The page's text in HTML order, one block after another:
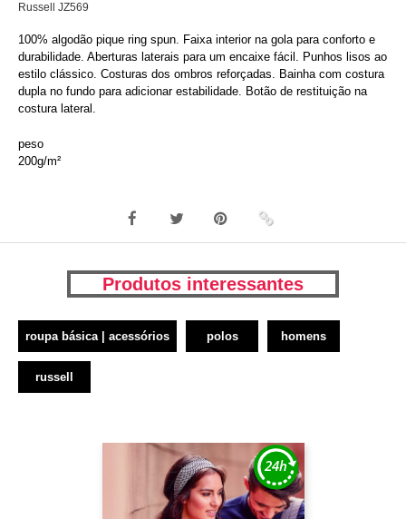
Russell JZ569
100% algodão pique ring spun. Faixa interior na gola para conforto e
durabilidade. Aberturas laterais para um encaixe fácil. Punhos lisos ao
estilo clássico. Costuras dos ombros reforçadas. Bainha com costura
dupla no fundo para adicionar estabilidade. Botão de restituição na
costura lateral.
peso
200g/m²
Produtos interessantes
roupa básica | acessórios polos homens
russell